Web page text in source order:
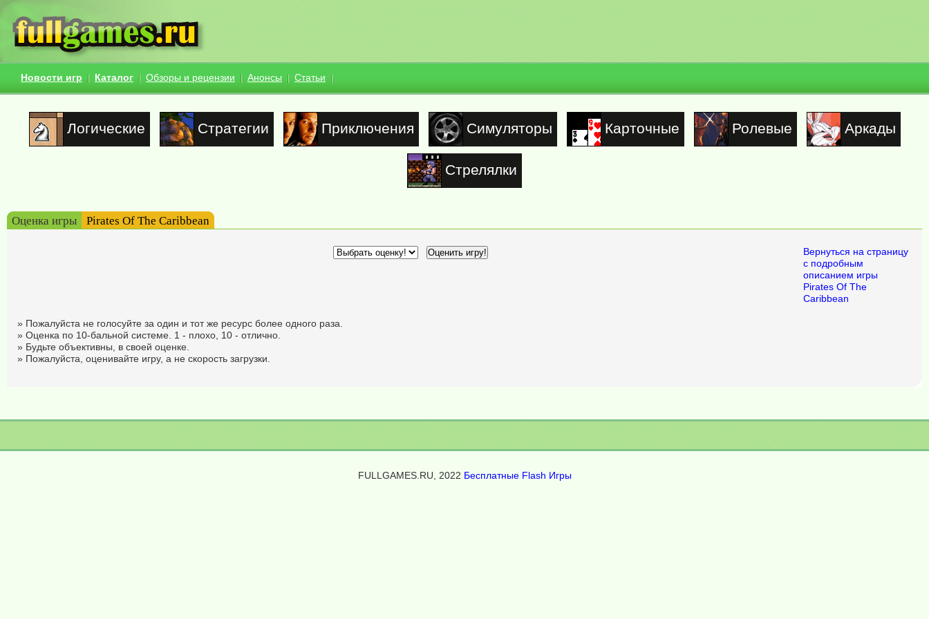
Новости игр Каталог Обзоры и рецензии Анонсы Статьи
Логические Стратегии Приключения Симуляторы Карточные Ролевые Аркады
Стрелялки
Оценка игры Pirates Of The Caribbean
Вернуться на страницу
с подробным
описанием игры
Pirates Of The
Caribbean
» Пожалуйста не голосуйте за один и тот же ресурс более одного раза.
» Оценка по 10-бальной системе. 1 - плохо, 10 - отлично.
» Будьте объективны, в своей оценке.
» Пожалуйста, оценивайте игру, а не скорость загрузки.
FULLGAMES.RU, 2022 Бесплатные Flash Игры